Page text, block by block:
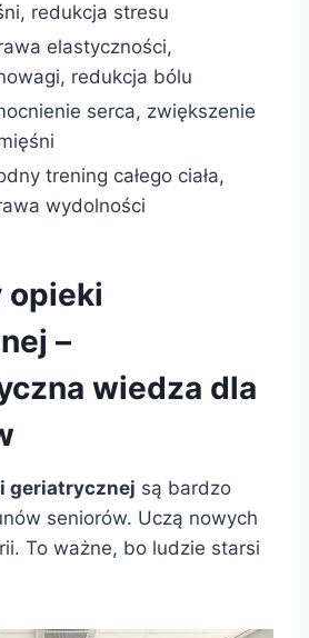
redukcja stresu
elastyczności,
redukcja bólu
serca, zwiększenie
trening całego ciała,
wydolności
opieki
–
wiedza dla
geriatrycznej są bardzo
seniorów. Uczą nowych
To ważne, bo ludzie starsi